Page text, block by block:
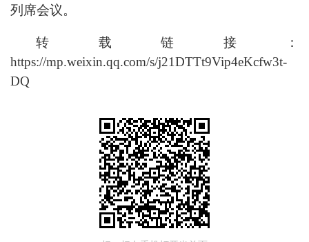
列席会议。
转载链接：
https://mp.weixin.qq.com/s/j21DTTt9Vip4eKcfw3t-
DQ